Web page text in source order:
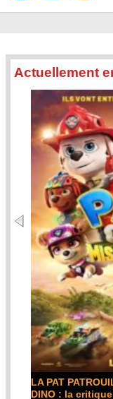
Actuellement
DE LA
film